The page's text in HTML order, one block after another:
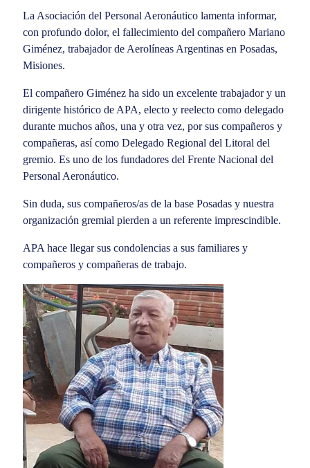
La Asociación del Personal Aeronáutico lamenta informar,
con profundo dolor, el fallecimiento del compañero Mariano
Giménez, trabajador de Aerolíneas Argentinas en Posadas,
Misiones.
El compañero Giménez ha sido un excelente trabajador y un
dirigente histórico de APA, electo y reelecto como delegado
durante muchos años, una y otra vez, por sus compañeros y
compañeras, así como Delegado Regional del Litoral del
gremio. Es uno de los fundadores del Frente Nacional del
Personal Aeronáutico.
Sin duda, sus compañeros/as de la base Posadas y nuestra
organización gremial pierden a un referente imprescindible.
APA hace llegar sus condolencias a sus familiares y
compañeros y compañeras de trabajo.